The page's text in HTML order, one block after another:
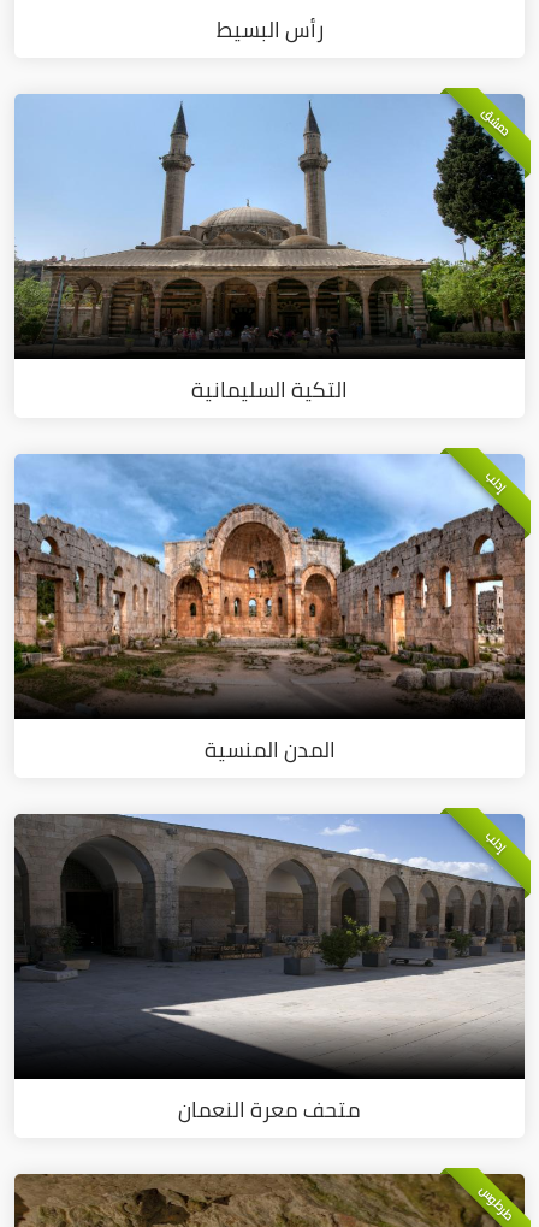
رأس البسيط
دمشق
التكية السليمانية
إدلب
المدن المنسية
إدلب
متحف معرة النعمان
طرطوس